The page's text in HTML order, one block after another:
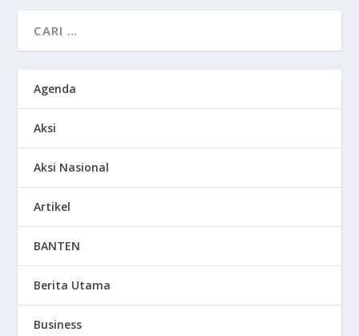
Agenda
Aksi
Aksi Nasional
Artikel
BANTEN
Berita Utama
Business